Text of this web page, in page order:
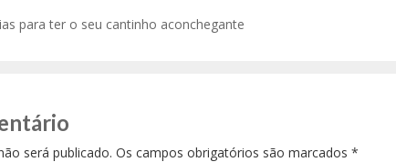
para ter o seu cantinho aconchegante
será publicado. Os campos obrigatórios são marcados*